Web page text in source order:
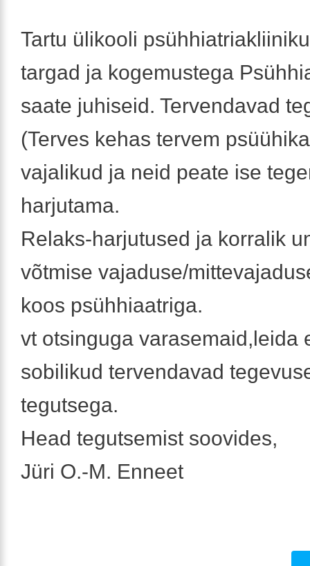
Tartu ülikooli
targad ja kogemustega
saate juhiseid. Tervendavad
(Terves kehas tervem
vajalikud ja neid peate ise
harjutama.
Relaks-harjutused ja korralik
võtmise vajaduse/
koos psühhiaatriga.
vt otsinguga varasemaid,leida
sobilikud tervendavad
tegutsega.
Head tegutsemist soovides,
Jüri O.-M. Enneet